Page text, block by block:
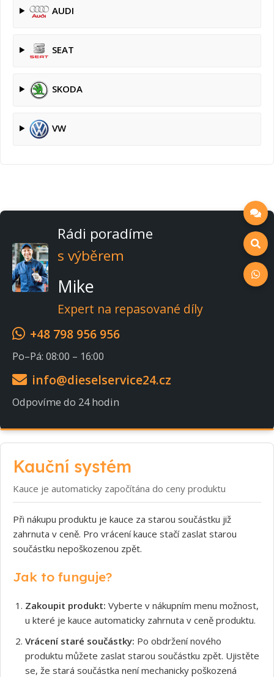
AUDI
SEAT
SKODA
VW
Rádi poradíme
s výběrem
Mike
Expert na repasované díly
+48 798 956 956
Po–Pá: 08:00 – 16:00
info@dieselservice24.cz
Odpovíme do 24 hodin
Kauční systém
Kauce je automaticky započítána do ceny produktu
Při nákupu produktu je kauce za starou součástku již
zahrnuta v ceně. Pro vrácení kauce stačí zaslat starou
součástku nepoškozenou zpět.
Jak to funguje?
Zakoupit produkt: Vyberte v nákupním menu možnost,
u které je kauce automaticky zahrnuta v ceně produktu.
Vrácení staré součástky: Po obdržení nového
produktu můžete zaslat starou součástku zpět. Ujistěte
se, že stará součástka není mechanicky poškozená